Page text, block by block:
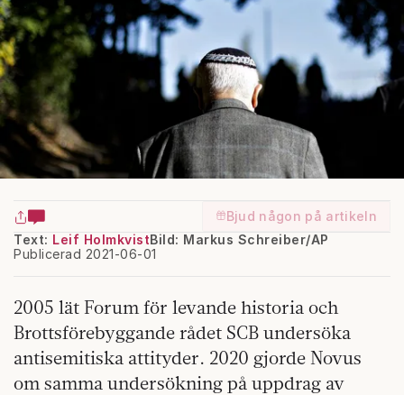
Bjud någon på artikeln
Text: Leif Holmkvist
Publicerad 2021-06-01
Bild: Markus Schreiber/AP
2005 lät Forum för levande historia och
Brottsförebyggande rådet SCB undersöka
antisemitiska attityder. 2020 gjorde Novus
om samma undersökning på uppdrag av